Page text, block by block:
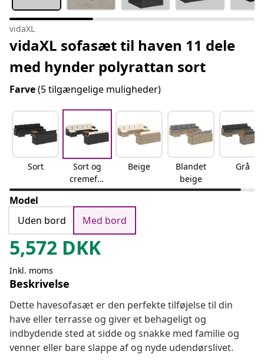
vidaXL
vidaXL sofasæt til haven 11 dele
med hynder polyrattan sort
Farve(5 tilgængelige muligheder)
Sort
Sort og
cremefar
vet
Beige
Blandet
beige
Grå
Model
Uden bord
Med bord
5,572 DKK
Inkl. moms
Beskrivelse
Dette havesofasæt er den perfekte tilføjelse til din
have eller terrasse og giver et behageligt og
indbydende sted at sidde og snakke med familie og
venner eller bare slappe af og nyde udendørslivet.